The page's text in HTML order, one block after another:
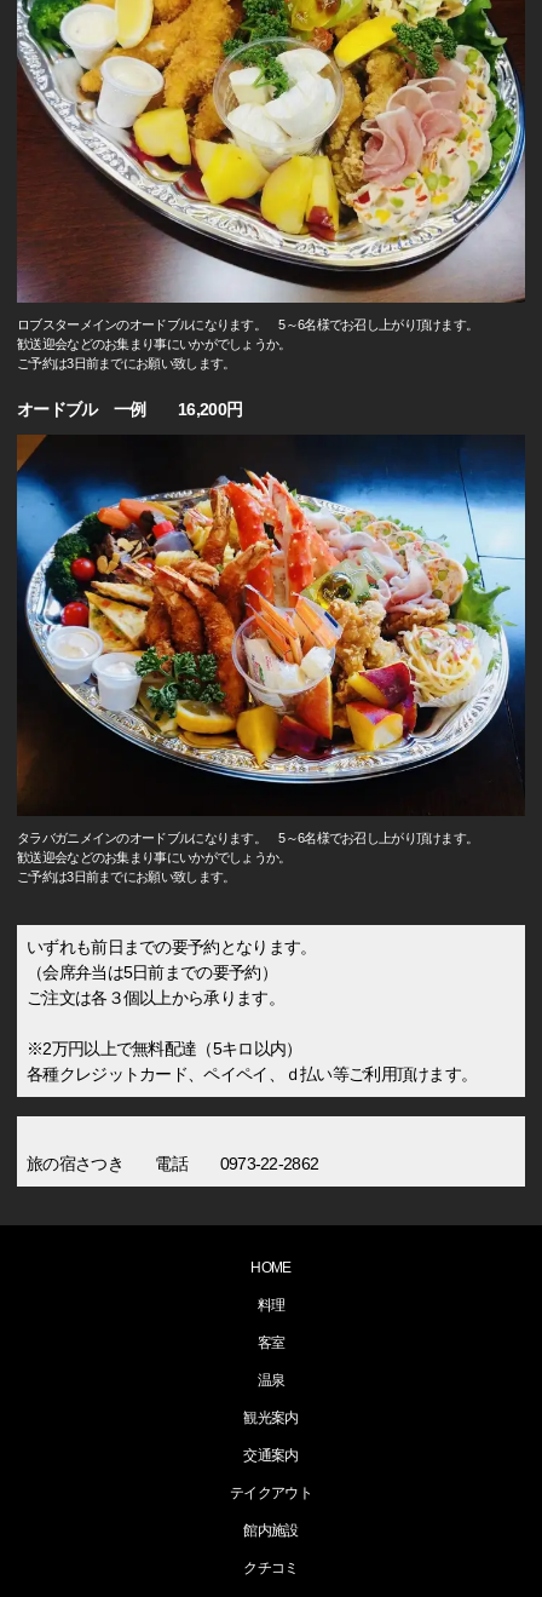
ロブスターメインのオードブルになります。 5～6名様でお召し上がり頂けます。
歓送迎会などのお集まり事にいかがでしょうか。
ご予約は3日前までにお願い致します。
オードブル 一例 16,200円
タラバガニメインのオードブルになります。 5～6名様でお召し上がり頂けます。
歓送迎会などのお集まり事にいかがでしょうか。
ご予約は3日前までにお願い致します。
いずれも前日までの要予約となります。
（会席弁当は5日前までの要予約）
ご注文は各３個以上から承ります。
※2万円以上で無料配達（5キロ以内）
各種クレジットカード、ペイペイ、ｄ払い等ご利用頂けます。
旅の宿さつき 電話 0973-22-2862
HOME
料理
客室
温泉
観光案内
交通案内
テイクアウト
館内施設
クチコミ